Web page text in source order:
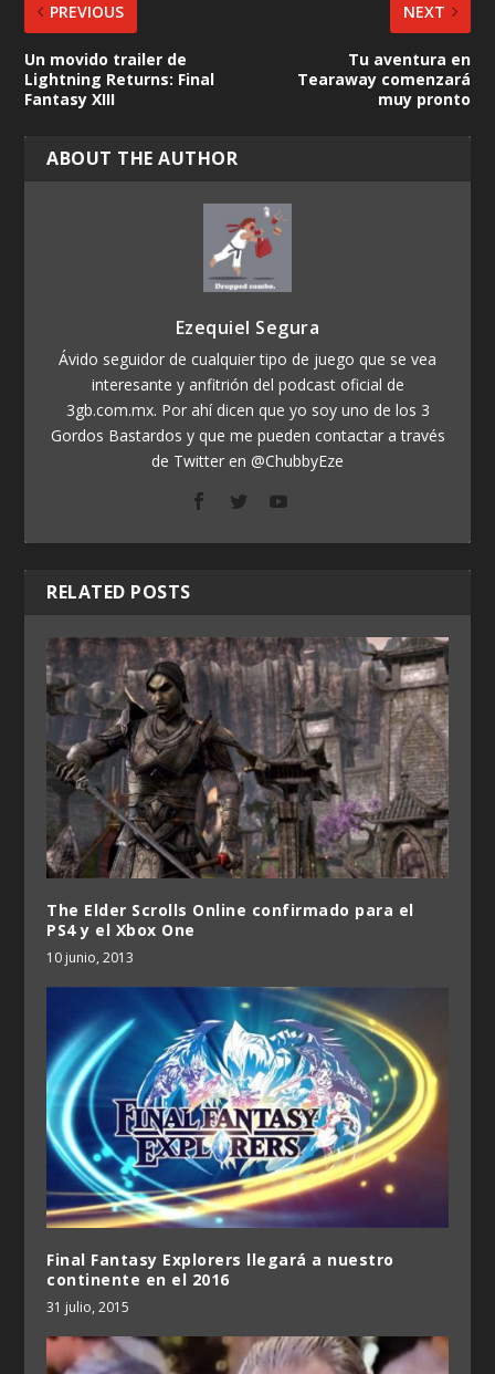
PREVIOUS
Un movido trailer de
Lightning Returns: Final
Fantasy XIII
NEXT
Tu aventura en
Tearaway comenzará
muy pronto
ABOUT THE AUTHOR
Ezequiel Segura
Ávido seguidor de cualquier tipo de juego que se vea
interesante y anfitrión del podcast oficial de
3gb.com.mx. Por ahí dicen que yo soy uno de los 3
Gordos Bastardos y que me pueden contactar a través
de Twitter en @ChubbyEze
RELATED POSTS
The Elder Scrolls Online confirmado para el
PS4 y el Xbox One
10 junio, 2013
Final Fantasy Explorers llegará a nuestro
continente en el 2016
31 julio, 2015